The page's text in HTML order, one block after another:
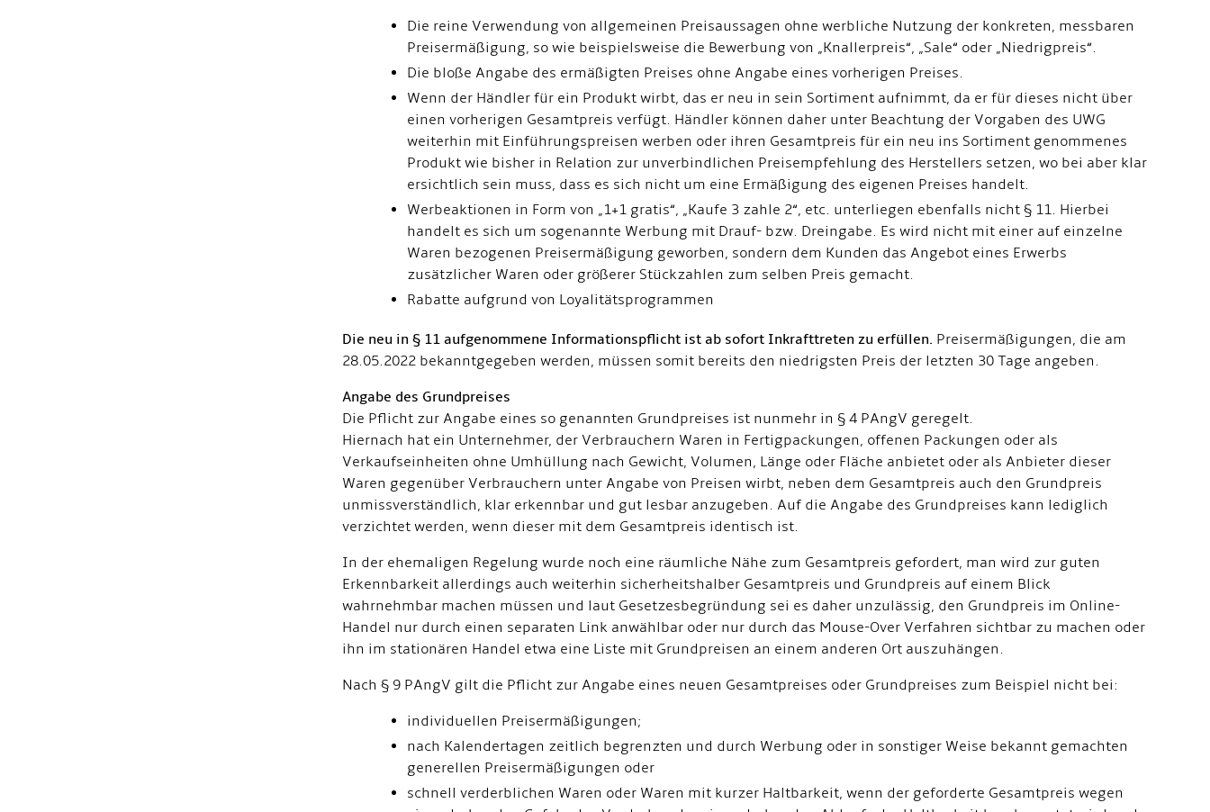
Die reine Verwendung von allgemeinen Preisaussagen ohne werbliche Nutzung der konkreten, messbaren
Preisermäßigung, so wie beispielsweise die Bewerbung von „Knallerpreis“, „Sale“ oder „Niedrigpreis“.
Die bloße Angabe des ermäßigten Preises ohne Angabe eines vorherigen Preises.
Wenn der Händler für ein Produkt wirbt, das er neu in sein Sortiment aufnimmt, da er für dieses nicht über
einen vorherigen Gesamtpreis verfügt. Händler können daher unter Beachtung der Vorgaben des UWG
weiterhin mit Einführungspreisen werben oder ihren Gesamtpreis für ein neu ins Sortiment genommenes
Produkt wie bisher in Relation zur unverbindlichen Preisempfehlung des Herstellers setzen, wo bei aber klar
ersichtlich sein muss, dass es sich nicht um eine Ermäßigung des eigenen Preises handelt.
Werbeaktionen in Form von „1+1 gratis“, „Kaufe 3 zahle 2“, etc. unterliegen ebenfalls nicht § 11. Hierbei
handelt es sich um sogenannte Werbung mit Drauf- bzw. Dreingabe. Es wird nicht mit einer auf einzelne
Waren bezogenen Preisermäßigung geworben, sondern dem Kunden das Angebot eines Erwerbs
zusätzlicher Waren oder größerer Stückzahlen zum selben Preis gemacht.
Rabatte aufgrund von Loyalitätsprogrammen
Die neu in § 11 aufgenommene Informationspflicht ist ab sofort Inkrafttreten zu erfüllen. Preisermäßigungen, die am
28.05.2022 bekanntgegeben werden, müssen somit bereits den niedrigsten Preis der letzten 30 Tage angeben.
Angabe des Grundpreises
Die Pflicht zur Angabe eines so genannten Grundpreises ist nunmehr in § 4 PAngV geregelt.
Hiernach hat ein Unternehmer, der Verbrauchern Waren in Fertigpackungen, offenen Packungen oder als
Verkaufseinheiten ohne Umhüllung nach Gewicht, Volumen, Länge oder Fläche anbietet oder als Anbieter dieser
Waren gegenüber Verbrauchern unter Angabe von Preisen wirbt, neben dem Gesamtpreis auch den Grundpreis
unmissverständlich, klar erkennbar und gut lesbar anzugeben. Auf die Angabe des Grundpreises kann lediglich
verzichtet werden, wenn dieser mit dem Gesamtpreis identisch ist.
In der ehemaligen Regelung wurde noch eine räumliche Nähe zum Gesamtpreis gefordert, man wird zur guten
Erkennbarkeit allerdings auch weiterhin sicherheitshalber Gesamtpreis und Grundpreis auf einem Blick
wahrnehmbar machen müssen und laut Gesetzesbegründung sei es daher unzulässig, den Grundpreis im Online-
Handel nur durch einen separaten Link anwählbar oder nur durch das Mouse-Over Verfahren sichtbar zu machen oder
ihn im stationären Handel etwa eine Liste mit Grundpreisen an einem anderen Ort auszuhängen.
Nach § 9 PAngV gilt die Pflicht zur Angabe eines neuen Gesamtpreises oder Grundpreises zum Beispiel nicht bei:
individuellen Preisermäßigungen;
nach Kalendertagen zeitlich begrenzten und durch Werbung oder in sonstiger Weise bekannt gemachten
generellen Preisermäßigungen oder
schnell verderblichen Waren oder Waren mit kurzer Haltbarkeit, wenn der geforderte Gesamtpreis wegen